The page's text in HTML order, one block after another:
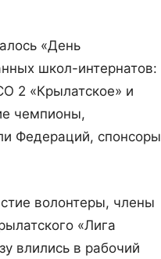
«День
школ-интернатов:
2 «Крылатское» и
чемпионы,
Федераций, спонсоры
волонтеры, члены
«Лига
влились в рабочий